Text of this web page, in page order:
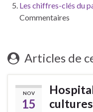
Les chiffres-clés du
Commentaires
Articles de
NOV
15
cultures